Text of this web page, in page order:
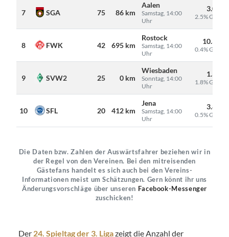
7 SGA 75 86 km
Aalen
Samstag, 14:00
Uhr
3.005
2.5% Gäste
8 FWK 42 695 km
Rostock
Samstag, 14:00
Uhr
10.300
0.4% Gäste
9 SVW2 25 0 km
Wiesbaden
Sonntag, 14:00
Uhr
1.374
1.8% Gäste
10 SFL 20 412 km
Jena
Samstag, 14:00
Uhr
3.850
0.5% Gäste
Die Daten bzw. Zahlen der Auswärtsfahrer beziehen wir in
der Regel von den Vereinen. Bei den mitreisenden
Gästefans handelt es sich auch bei den Vereins-
Informationen meist um Schätzungen. Gern könnt ihr uns
Änderungsvorschläge über unseren Facebook-Messenger
zuschicken!
Der 24. Spieltag der 3. Ligazeigt die Anzahl der